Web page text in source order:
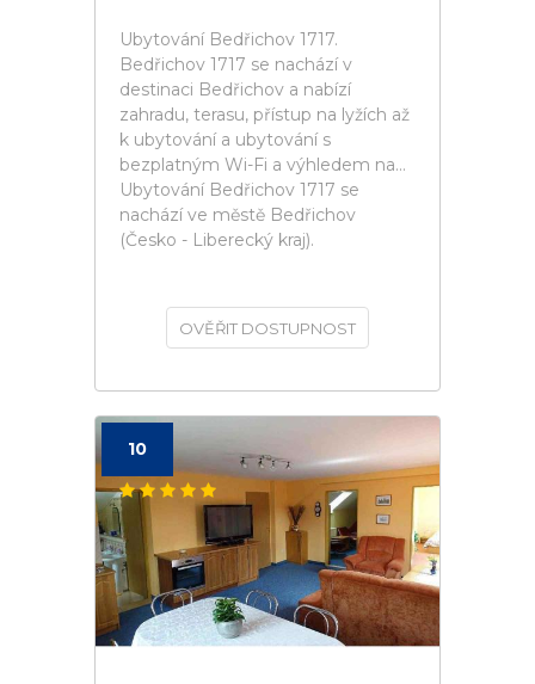
Ubytování Bedřichov 1717.
Bedřichov 1717 se nachází v
destinaci Bedřichov a nabízí
zahradu, terasu, přístup na lyžích až
k ubytování a ubytování s
bezplatným Wi-Fi a výhledem na...
Ubytování Bedřichov 1717 se
nachází ve městě Bedřichov
(Česko - Liberecký kraj).
OVĚŘIT DOSTUPNOST
10